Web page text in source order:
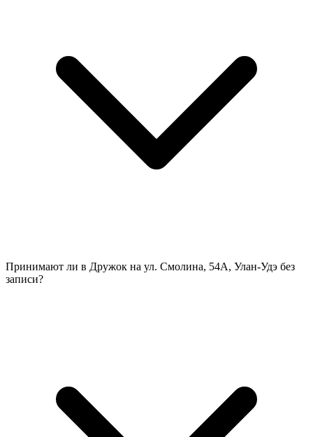
Принимают ли в Дружок на ул. Смолина, 54А, Улан-Удэ без
записи?